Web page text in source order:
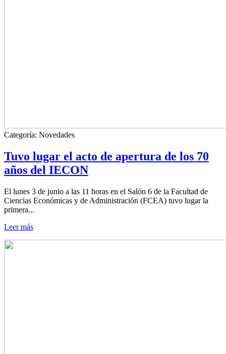
Categoría: Novedades
Tuvo lugar el acto de apertura de los 70
años del IECON
El lunes 3 de junio a las 11 horas en el Salón 6 de la Facultad de
Ciencias Económicas y de Administración (FCEA) tuvo lugar la
primera...
Leer más